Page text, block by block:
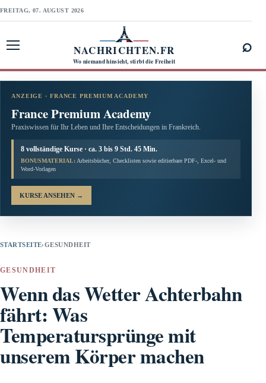
FREITAG, 07. AUGUST 2026
NACHRICHTEN.FR
Wo niemand hinsieht, stirbt die Freiheit
⌕
ANZEIGE · FRANCE PREMIUM ACADEMY
France Premium Academy
Praxiswissen für Ihr Leben und Ihre Entscheidungen in Frankreich.
8 vollständige Kurse · ca. 3 bis 9 Std. 45 Min.
BONUSMATERIAL: Arbeitsbücher, Checklisten sowie editierbare PDF-, Excel- und
Word-Vorlagen
KURSE ANSEHEN →
STARTSEITE›GESUNDHEIT
GESUNDHEIT
Wenn das Wetter Achterbahn
fährt: Was
Temperatursprünge mit
unserem Körper machen